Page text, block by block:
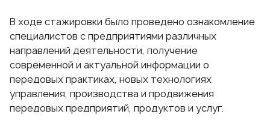
В ходе стажировки было проведено ознакомление
специалистов с предприятиями различных
направлений деятельности, получение
современной и актуальной информации о
передовых практиках, новых технологиях
управления, производства и продвижения
передовых предприятий, продуктов и услуг.